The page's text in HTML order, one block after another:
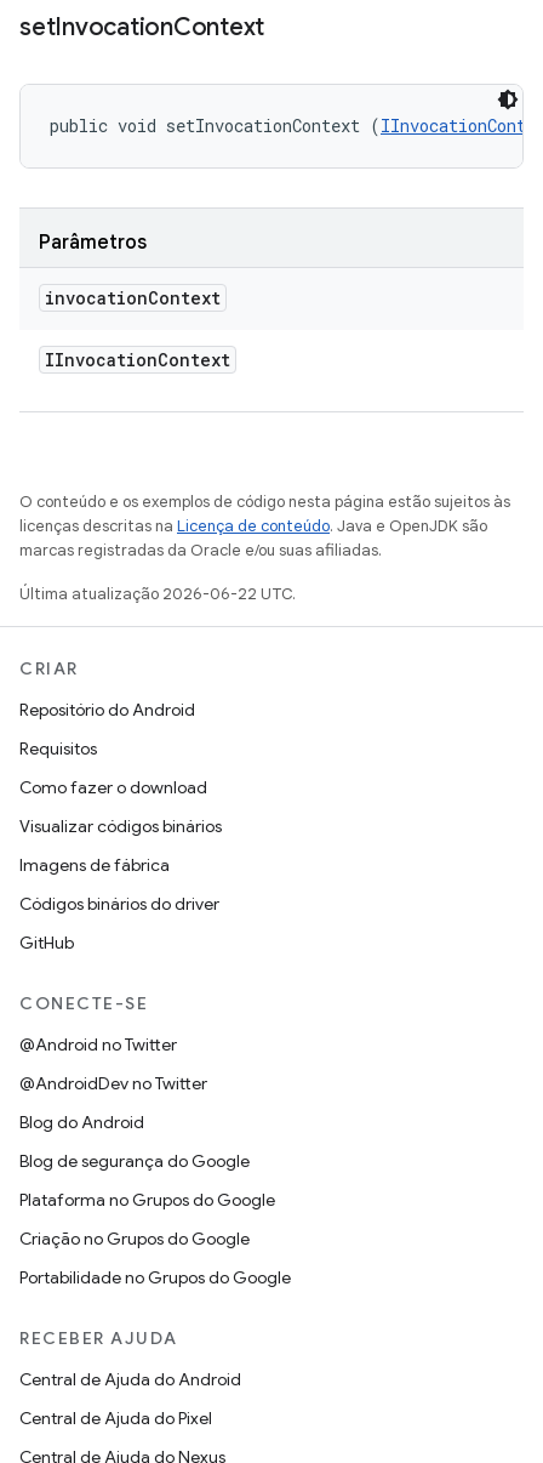
setInvocationContext
public void setInvocationContext (
Parâmetros
invocationContext
IInvocationContext
O conteúdo e os exemplos de código nesta página estão sujeitos às
licenças descritas na Licença de conteúdo. Java e OpenJDK são
marcas registradas da Oracle e/ou suas afiliadas.
Última atualização 2026-06-22 UTC.
CRIAR
Repositório do Android
Requisitos
Como fazer o download
Visualizar códigos binários
Imagens de fábrica
Códigos binários do driver
GitHub
CONECTE-SE
@Android no Twitter
@AndroidDev no Twitter
Blog do Android
Blog de segurança do Google
Plataforma no Grupos do Google
Criação no Grupos do Google
Portabilidade no Grupos do Google
RECEBER AJUDA
Central de Ajuda do Android
Central de Ajuda do Pixel
Central de Ajuda do Nexus